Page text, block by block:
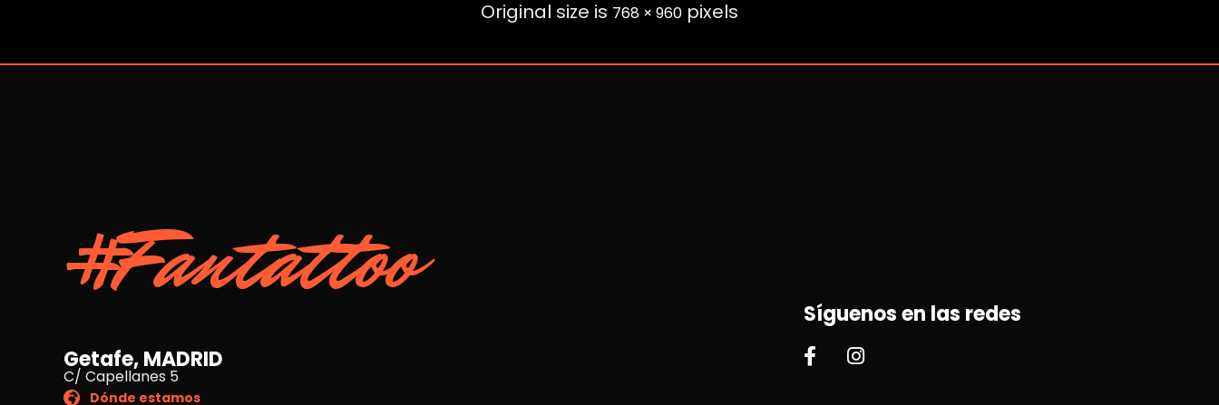
Original size is 768 × 960 pixels
#Fantattoo
Getafe, MADRID
C/ Capellanes 5
Dónde estamos
Síguenos en las redes